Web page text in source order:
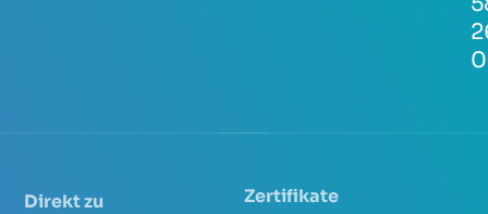
0
Direkt zu Zertifikate